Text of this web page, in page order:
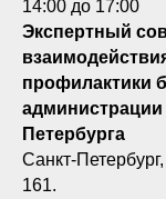
14:00 до 17:00
Экспертный
профилактики
администрации
Петербурга
Санкт-
161.